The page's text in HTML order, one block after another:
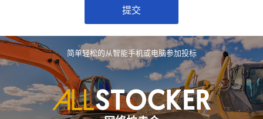
简单轻松的从智能手机或电脑参加投标